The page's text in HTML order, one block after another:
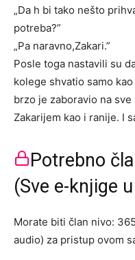
„Da h bi tako nešto
potreba?”
„Pa naravno,Zakari.”
Posle toga nastavili su
kolege shvatio samo
brzo je zaboravio na
Zakarijem kao i ranije. I
Potrebno
(Sve e-knjige
Morate biti član nivo:
audio) za pristup ovom